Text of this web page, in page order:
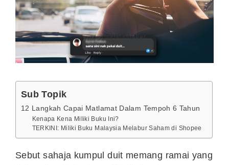
Sub Topik
12 Langkah Capai Matlamat Dalam Tempoh 6 Tahun
Kenapa Kena Miliki Buku Ini?
TERKINI: Miliki Buku Malaysia Melabur Saham di Shopee
Sebut sahaja kumpul duit memang ramai yang